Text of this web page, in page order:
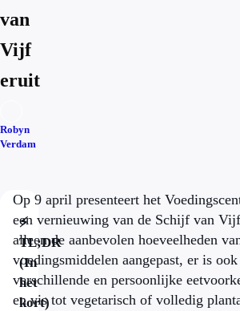
van
Vijf
eruit
Robyn
Verdam
⚡
TL;DR
(In
het
kort)
Op 9 april presenteert het
een vernieuwing van de Schijf van
alleen de aanbevolen hoeveelheden
voedingsmiddelen aangepast, er is
verschillende en persoonlijke
en vis tot vegetarisch of volledig